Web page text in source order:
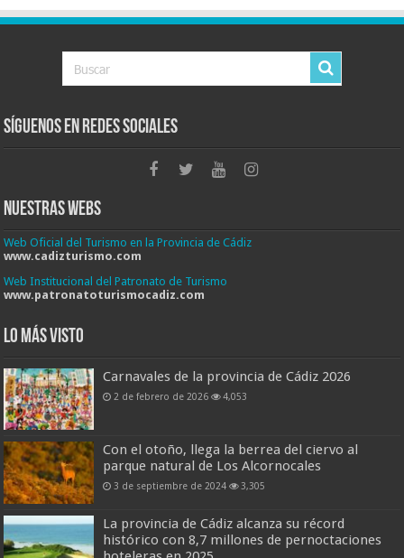
Síguenos en Redes Sociales
Nuestras Webs
Web Oficial del Turismo en la Provincia de Cádiz
www.cadizturismo.com
Web Institucional del Patronato de Turismo
www.patronatoturismocadiz.com
Lo más visto
Carnavales de la provincia de Cádiz 2026
2 de febrero de 2026 4,053
Con el otoño, llega la berrea del ciervo al
parque natural de Los Alcornocales
3 de septiembre de 2024 3,305
La provincia de Cádiz alcanza su récord
histórico con 8,7 millones de pernoctaciones